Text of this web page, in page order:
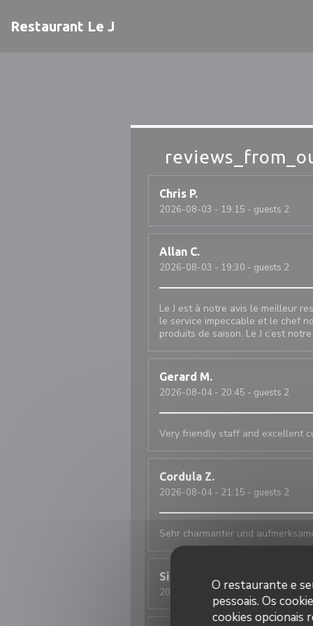
O restaurante e
pessoais. Os
cookies opcionais
Restaurant Le J
Chris P
2026-08-03 - 19:15 - guests 2
Allan C
2026-08-03 - 19:30 - guests 2
Le J est à notre avis le meilleur
le service impeccable et le chef
produits de saison. Le J c’est
Gerard M
2026-08-04 - 20:45 - guests 2
Very friendly staff and excellent
Cordula Z
2026-08-04 - 21:15 - guests 2
Sehr charmanter und
Simone
2026-08-03 - 20:30 - guests 2